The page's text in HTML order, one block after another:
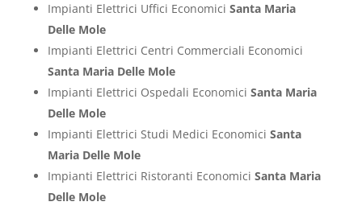
Impianti Elettrici Uffici Economici Santa Maria
Delle Mole
Impianti Elettrici Centri Commerciali Economici
Santa Maria Delle Mole
Impianti Elettrici Ospedali Economici Santa Maria
Delle Mole
Impianti Elettrici Studi Medici Economici Santa
Maria Delle Mole
Impianti Elettrici Ristoranti Economici Santa Maria
Delle Mole